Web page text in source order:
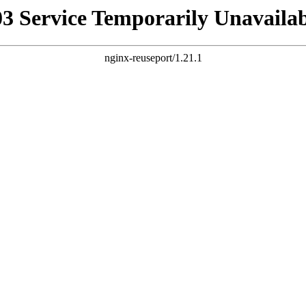
Service Temporarily
nginx-reuseport/1.21.1